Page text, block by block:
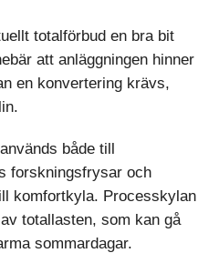
totalförbud en bra bit
att anläggningen hinner
en konvertering krävs,
används både till
forskningsfrysar och
komfortkyla. Processkylan
totallasten, som kan gå
sommardagar.